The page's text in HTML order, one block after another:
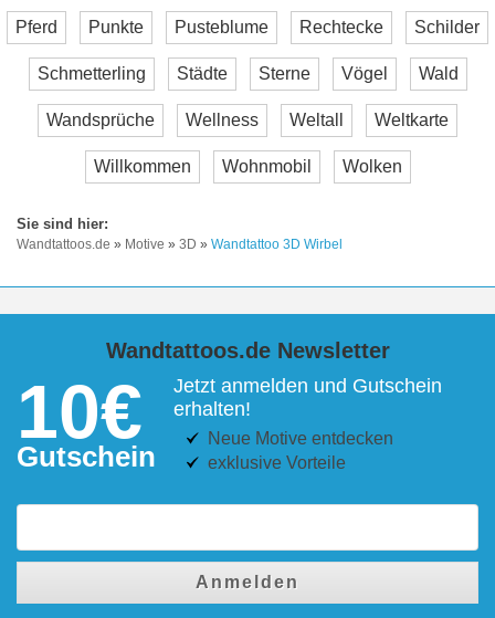
Pferd Punkte Pusteblume Rechtecke Schilder
Schmetterling Städte Sterne Vögel Wald
Wandsprüche Wellness Weltall Weltkarte
Willkommen Wohnmobil Wolken
Wandtattoos.de » Motive » 3D » Wandtattoo 3D Wirbel
Wandtattoos.de Newsletter
10€
Gutschein
Jetzt anmelden und Gutschein
erhalten!
Neue Motive entdecken
exklusive Vorteile
Anmelden